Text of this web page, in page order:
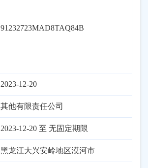
91232723MAD8TAQ84B
2023-12-20
其他有限责任公司
2023-12-20 至 无固定期限
黑龙江大兴安岭地区漠河市